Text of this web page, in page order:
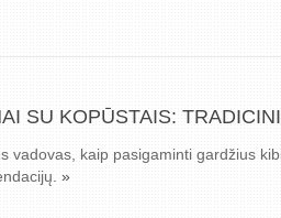
SU KOPŪSTAIS:
vadovas, kaip pasigaminti gardžius
»